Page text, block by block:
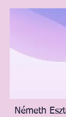
Németh